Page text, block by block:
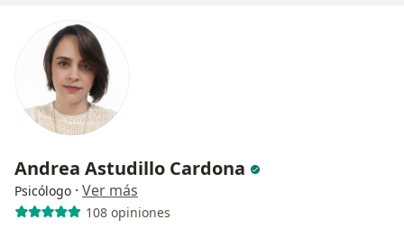
Andrea Astudillo Cardona
Psicólogo · Ver más
108 opiniones